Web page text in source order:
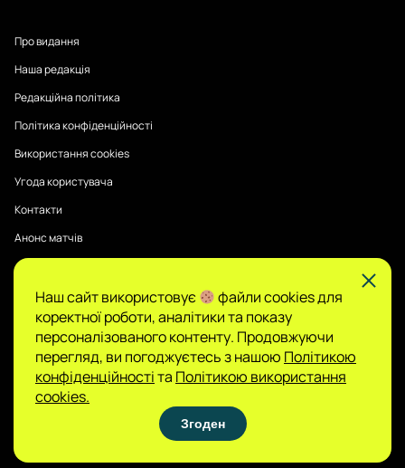
Про видання
Наша редакція
Редакційна політика
Політика конфіденційності
Використання cookies
Угода користувача
Контакти
Анонс матчів
Публікації на Sports Radar мають інформаційний характер.
Думки авторів є їхньою особистою позицією, редакція не
гарантує повної достовірності та не несе відповідальності
за зміст.
Сайт не є організатором азартних ігор і не
приймає ставок, проте може містити матеріали
про гемблінг. Доступ до таких розділів дозволено
лише користувачам 21+. Грайте відповідально.
Наш сайт використовує
файли cookies для
коректної роботи, аналітики та показу
персоналізованого контенту. Продовжуючи
перегляд, ви погоджуєтесь з нашою Політикою
конфіденційностіта Політикою використання
cookies.
Згоден